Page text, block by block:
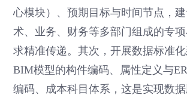
心模块）、预期目标与时间节点，
术、业务、财务等多部门组成的专
求精准传递。其次，开展数据标准
BIM模型的构件编码、属性定义与
编码、成本科目体系，这是实现数